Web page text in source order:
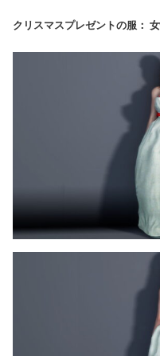
クリスマスプレゼントの服：